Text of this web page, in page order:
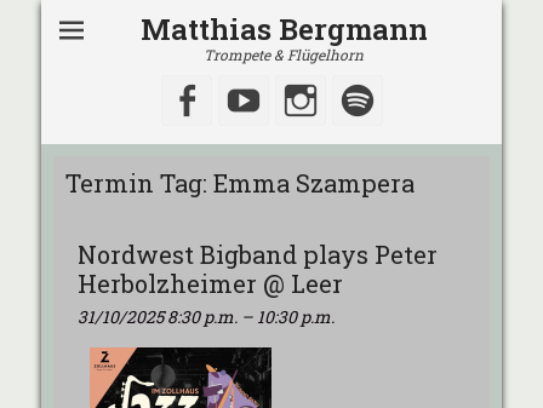
Matthias Bergmann
Trompete & Flügelhorn
Facebook
YouTubeInstagram
Termin Tag: Emma Szampera
Nordwest Bigband plays Peter
Herbolzheimer @ Leer
31/10/2025 8:30 p.m. – 10:30 p.m.